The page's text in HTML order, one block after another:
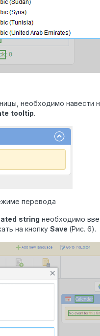
необходимо навести
tooltip.
перевода
string необходимо
на кнопку Save (Рис. 6).